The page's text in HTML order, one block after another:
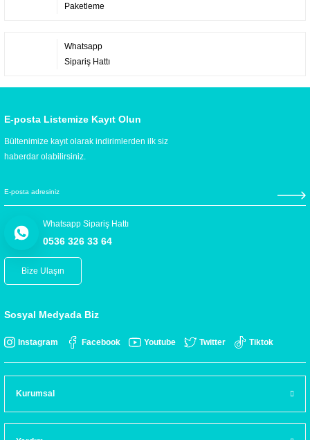
Paketleme
Whatsapp
Sipariş Hattı
E-posta Listemize Kayıt Olun
Bültenimize kayıt olarak indirimlerden ilk siz
haberdar olabilirsiniz.
Whatsapp Sipariş Hattı
0536 326 33 64
Bize Ulaşın
Sosyal Medyada Biz
Instagram Facebook Youtube Twitter Tiktok
Kurumsal